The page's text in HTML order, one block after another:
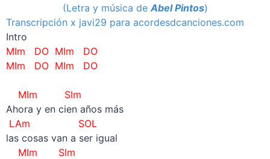
(Letra y música de Abel Pintos)
Transcripción x javi29 para acordesdcanciones.com
Intro
MIm DO MIm DO
MIm DO MIm DO
MIm SIm
Ahora y en cien años más
LAm SOL
las cosas van a ser igual
MIm SIm